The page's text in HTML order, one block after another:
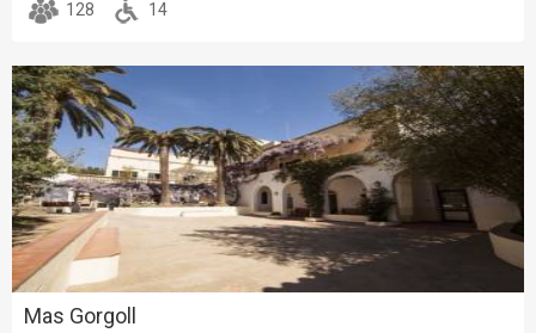
128 14
Mas Gorgoll